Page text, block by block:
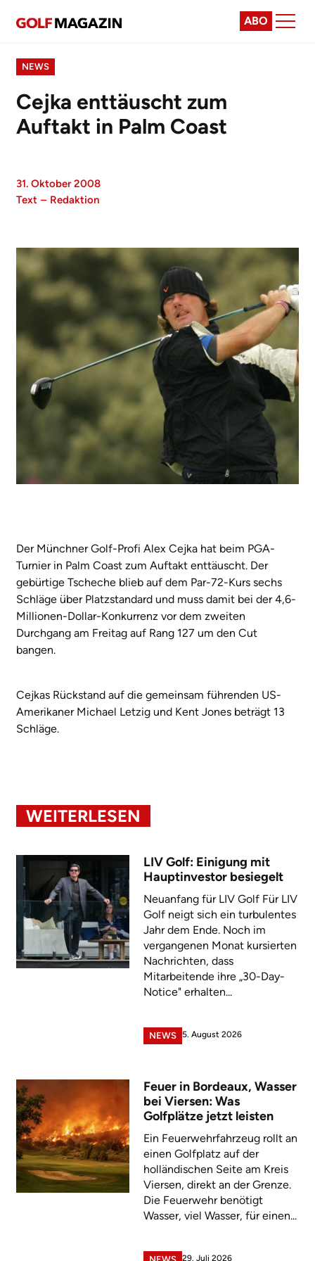
ABO
NEWS
Cejka enttäuscht zum
Auftakt in Palm Coast
31. Oktober 2008
Text – Redaktion
Der Münchner Golf-Profi Alex Cejka hat beim PGA-
Turnier in Palm Coast zum Auftakt enttäuscht. Der
gebürtige Tscheche blieb auf dem Par-72-Kurs sechs
Schläge über Platzstandard und muss damit bei der 4,6-
Millionen-Dollar-Konkurrenz vor dem zweiten
Durchgang am Freitag auf Rang 127 um den Cut
bangen.
Cejkas Rückstand auf die gemeinsam führenden US-
Amerikaner Michael Letzig und Kent Jones beträgt 13
Schläge.
WEITERLESEN
LIV Golf: Einigung mit
Hauptinvestor besiegelt
Neuanfang für LIV Golf Für LIV
Golf neigt sich ein turbulentes
Jahr dem Ende. Noch im
vergangenen Monat kursierten
Nachrichten, dass
Mitarbeitende ihre „30-Day-
Notice" erhalten...
NEWS 5. August 2026
Feuer in Bordeaux, Wasser
bei Viersen: Was
Golfplätze jetzt leisten
Ein Feuerwehrfahrzeug rollt an
einen Golfplatz auf der
holländischen Seite am Kreis
Viersen, direkt an der Grenze.
Die Feuerwehr benötigt
Wasser, viel Wasser, für einen...
29. Juli 2026